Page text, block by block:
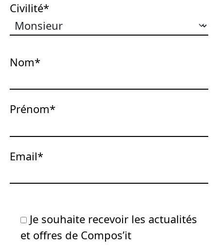
Civilité*
Nom*
Prénom*
Email*
Je souhaite recevoir les actualités
et offres de Compos’it